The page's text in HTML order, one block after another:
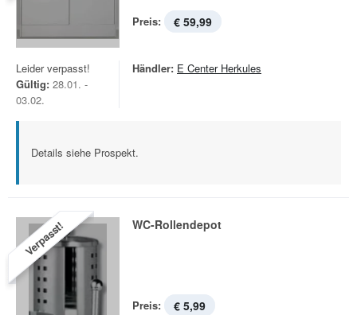
Preis: € 59,99
Leider verpasst!
Gültig: 28.01. -
03.02.
Händler: E Center Herkules
Details siehe Prospekt.
Verpasst! WC-Rollendepot
Preis: € 5,99